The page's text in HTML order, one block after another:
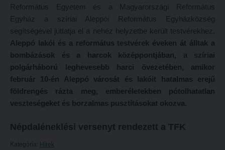
Kecskeméti képzési hely
Mintatantervek
Gyakorlati képzés
KUTATÁS
Kari kutatócsoportok
Tehetséggondozás
Tudományos diákköri tevékenység
Képzési helyszínek
Nagykőrösi képzési hely
Budapesti képzési hely
Marosvásárhelyi képzési hely
Kecskeméti képzési hely
Református Egyetem és a Magyarországi Református
Egyház a szíriai Aleppói Református Egyházközség
segítségével juttatja el a nehéz helyzetbe került testvérekhez.
Aleppó lakói és a református testvérek éveken át álltak a
bombázások és a harcok középpontjában, a szíriai
polgárháború leghevesebb harci övezetében, amikor
február 10-én Aleppó városát és lakóit hatalmas erejű
földrengés rázta meg, emberéletekben pótolhatatlan
veszteségeket és borzalmas pusztításokat okozva.
Népdaléneklési versenyt rendezett a TFK
Kategória: Hírek